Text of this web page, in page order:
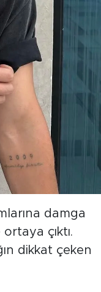
damga
çıktı.
dikkat çeken